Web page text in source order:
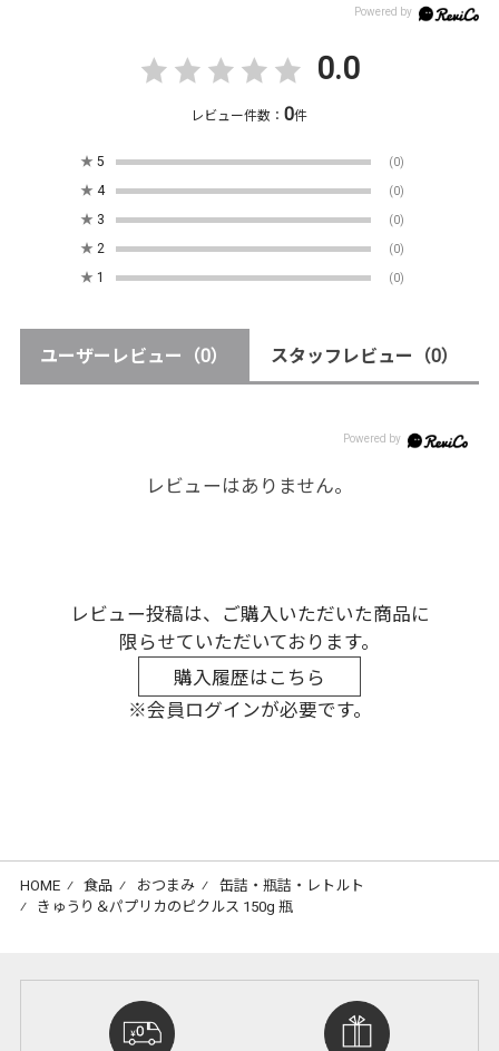
0.0
レビュー件数：0件
★ 5 (0)
★ 4 (0)
★ 3 (0)
★ 2 (0)
★ 1 (0)
ユーザーレビュー （0） スタッフレビュー （0）
レビューはありません。
レビュー投稿は、ご購入いただいた商品に
限らせていただいております。
購入履歴はこちら
※会員ログインが必要です。
HOME ⁄ 食品 ⁄ おつまみ ⁄ 缶詰・瓶詰・レトルト
⁄ きゅうり＆パプリカのピクルス 150g 瓶